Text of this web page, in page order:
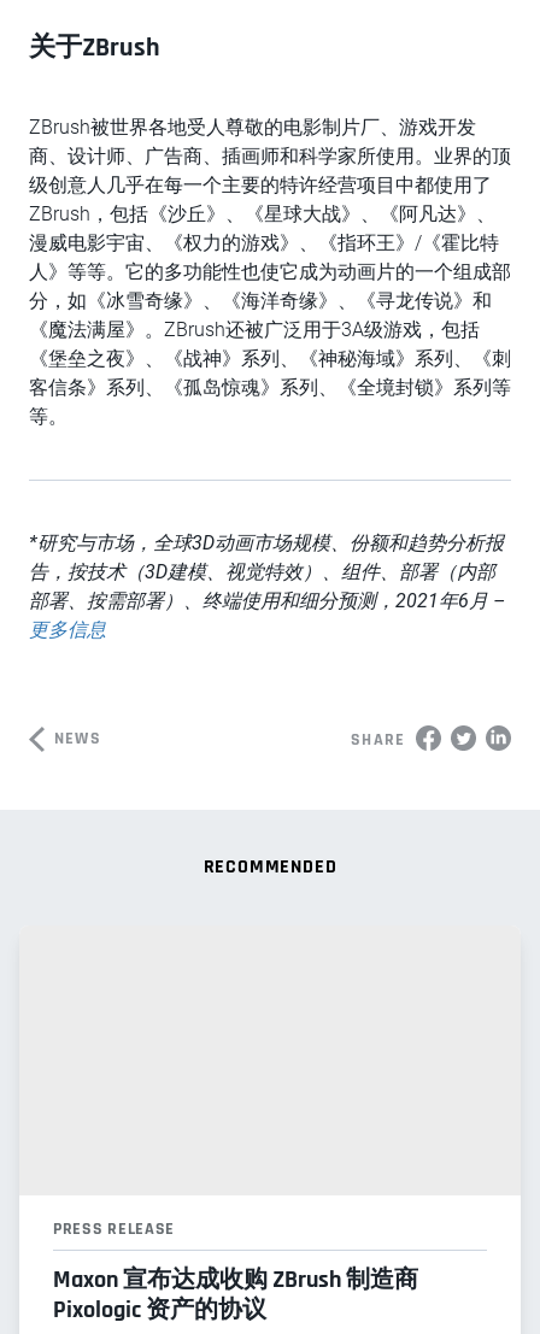
关于ZBrush
ZBrush被世界各地受人尊敬的电影制片厂、游戏开发
商、设计师、广告商、插画师和科学家所使用。业界的顶
级创意人几乎在每一个主要的特许经营项目中都使用了
ZBrush，包括《沙丘》、《星球大战》、《阿凡达》、
漫威电影宇宙、《权力的游戏》、《指环王》/《霍比特
人》等等。它的多功能性也使它成为动画片的一个组成部
分，如《冰雪奇缘》、《海洋奇缘》、《寻龙传说》和
《魔法满屋》。ZBrush还被广泛用于3A级游戏，包括
《堡垒之夜》、《战神》系列、《神秘海域》系列、《刺
客信条》系列、《孤岛惊魂》系列、《全境封锁》系列等
等。
*研究与市场，全球3D动画市场规模、份额和趋势分析报
告，按技术（3D建模、视觉特效）、组件、部署（内部
部署、按需部署）、终端使用和细分预测， 2021年6月 –
更多信息
NEWS SHARE
RECOMMENDED
PRESS RELEASE
Maxon 宣布达成收购 ZBrush 制造商
Pixologic 资产的协议